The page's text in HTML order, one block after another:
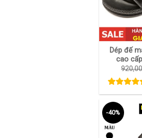
+
Dép đế
cao
-40%